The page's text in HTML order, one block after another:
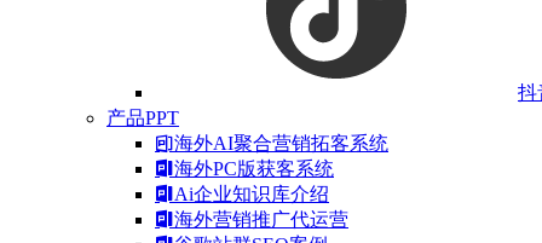
抖
产品PPT
海外AI聚合营销拓客系统
海外PC版获客系统
Ai企业知识库介绍
海外营销推广代运营